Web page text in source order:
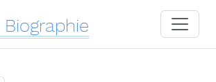
Biographie